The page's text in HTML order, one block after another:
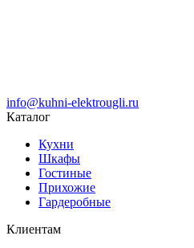
info@kuhni-elektrougli.ru
Каталог
Кухни
Шкафы
Гостиные
Прихожие
Гардеробные
Клиентам